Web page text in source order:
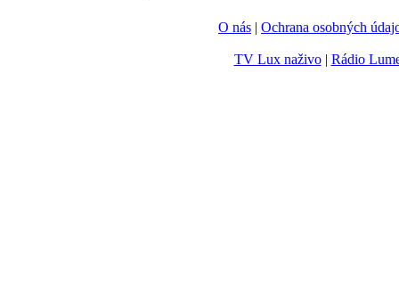
O nás | Ochrana osobných
TV Lux naživo| Rádio